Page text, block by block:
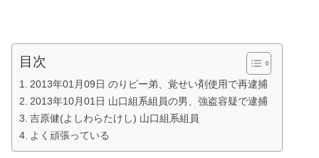
目次
2013年01月09日 のりピー弟、覚せい剤使用で再逮捕
2013年10月01日 山口組系組員の男、強盗容疑で逮捕
吉原健(よしわらたけし) 山口組系組員
よく頑張っている